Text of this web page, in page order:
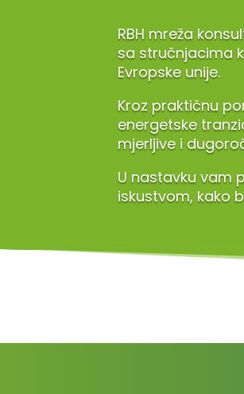
RBH mreža
sa stručnjacima
Evropske unije.
Kroz praktičnu
energetske
mjerljive i
U nastavku vam
iskustvom, kako